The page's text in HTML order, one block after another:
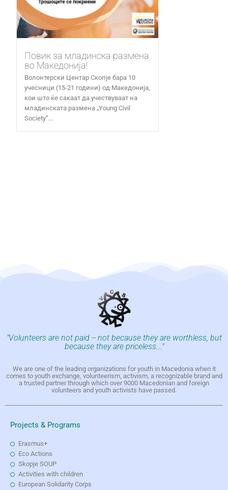
Повик за младинска размена
во Македонија!
Волонтерски Центар Скопје бара 10
учесници (15-21 години) од Македонија,
кои што ќе сакаат да учествуваат на
младинската размена „Young Civil
Society“...
"Volunteers are not paid -- not because they are worthless, but
because they are priceless..."
We are one of the leading organizations for youth in Macedonia when it
comes to youth exchange, volunteerism, activism, a recognizable brand and
a trusted partner through which over 9000 Macedonian and foreign
volunteers and youth activists have passed.
Projects & Programs
Erasmus+
Eco Actions
Skopje SOUP
Activities with children
European Solidarity Corps